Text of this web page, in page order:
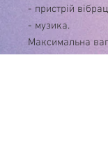
- пристрій
- музика.
Максимальна